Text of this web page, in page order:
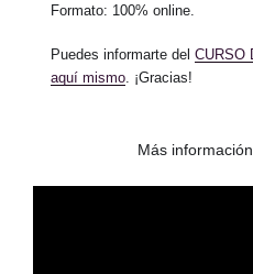
Formato: 100% online.
Puedes informarte del CURSO
aquí mismo. ¡Gracias!
Más